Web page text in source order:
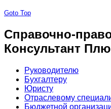
Goto Top
Справочно-
Консультант
Руководителю
Бухгалтеру
Юристу
Отраслевому
Бюджетной